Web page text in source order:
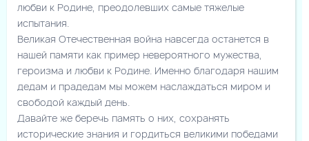
любви к Родине, преодолевших самые тяжелые
испытания.
Великая Отечественная война навсегда останется в
нашей памяти как пример невероятного мужества,
героизма и любви к Родине. Именно благодаря нашим
дедам и прадедам мы можем наслаждаться миром и
свободой каждый день.
Давайте же беречь память о них, сохранять
исторические знания и гордиться великими победами